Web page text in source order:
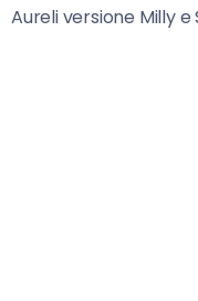
Aureli versione Milly e